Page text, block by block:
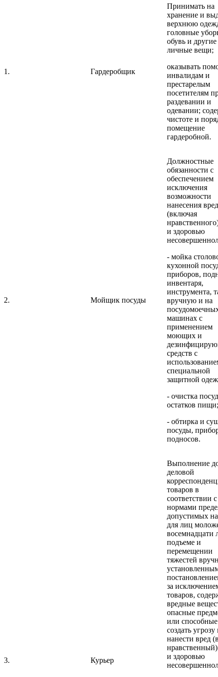
1. Гардеробщик
Принимать на
хранение и
верхнюю
головные
обувь и другие
личные вещи;
оказывать
инвалидам и
престарелым
посетителям
раздевании и
одевании;
чистоте и
помещение
гардеробной.
2. Мойщик посуды
Должностные
обязанности с
обеспечением
исключения
возможности
нанесения
(включая
и здоровью
- мойка
кухонной
приборов,
инвентаря,
инструмента,
вручную и на
машинах с
применением
моющих и
средств с
специальной
защитной
- очистка
остатков пищи;
- обтирка и
посуды,
подносов.
3. Курьер
Выполнение
деловой
товаров в
соответствии с
нормами
допустимых
для лиц
восемнадцати
подъеме и
перемещении
тяжестей
за
товаров,
вредные
опасные
или способные
создать
нанести вред
и здоровью